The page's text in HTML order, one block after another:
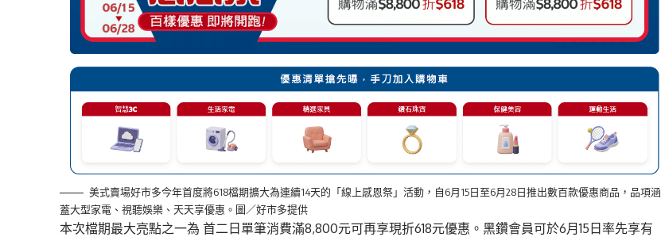
美式賣場好市多今年首度將618檔期擴大為連續14天的「線上感恩祭」活動，自6月15日至6月28日推出數百款優惠商品，品項涵
蓋大型家電、視聽娛樂、天天享優惠。圖／好市多提供
本次檔期最大亮點之一為 首二日單筆消費滿8,800元可再享現折618元優惠。黑鑽會員可於6月15日率先享有